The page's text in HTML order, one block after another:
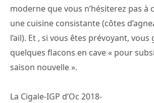
moderne que vous n’hésiterez pas à
une cuisine consistante (côtes
l’ail). Et , si vous êtes prévoyant, vous
quelques flacons en cave « pour
saison nouvelle ».
La Cigale-IGP d’Oc 2018-